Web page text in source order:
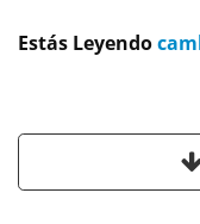
Estás Leyendo